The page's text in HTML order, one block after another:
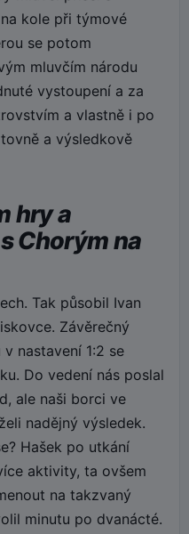
kole při týmové
se potom
mluvčím národu
vystoupení a za
a vlastně i po
a výsledkově
hry a
Chorým na
Tak působil Ivan
Závěrečný
nastavení 1:2 se
Do vedení nás poslal
ale naši borci ve
nadějný výsledek.
Hašek po utkání
aktivity, ta ovšem
na takzvaný
minutu po dvanácté.